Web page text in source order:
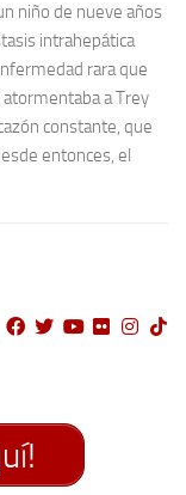
niño de nueve años
intrahepática
rara que
a Trey
constante, que
entonces, el